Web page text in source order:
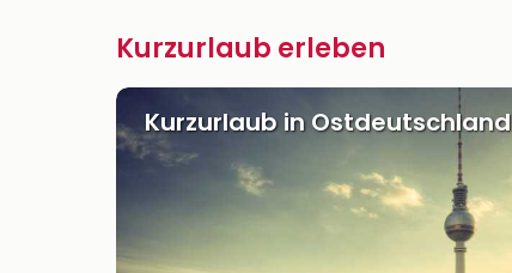
Kurzurlaub erleben
Kurzurlaub in Ostdeutschland